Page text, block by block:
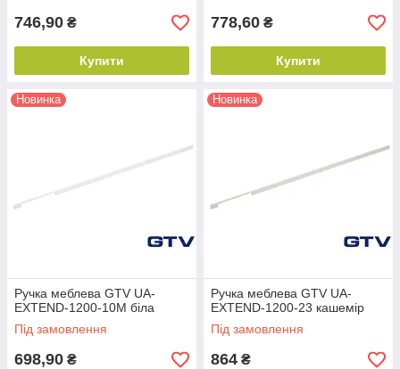
746,90 ₴
Купити
778,60 ₴
Купити
Новинка
Ручка меблева GTV UA-
EXTEND-1200-10М біла
Під замовлення
698,90 ₴
Новинка
Ручка меблева GTV UA-
EXTEND-1200-23 кашемір
Під замовлення
864 ₴